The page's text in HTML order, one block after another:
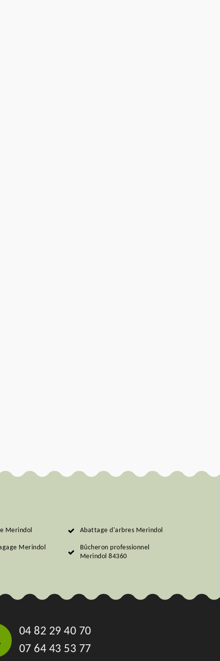
Merindol Abattage d'arbres Merindol
Merindol
Bûcheron professionnel
Merindol 84360
04 82 29 40 70
07 64 43 53 77